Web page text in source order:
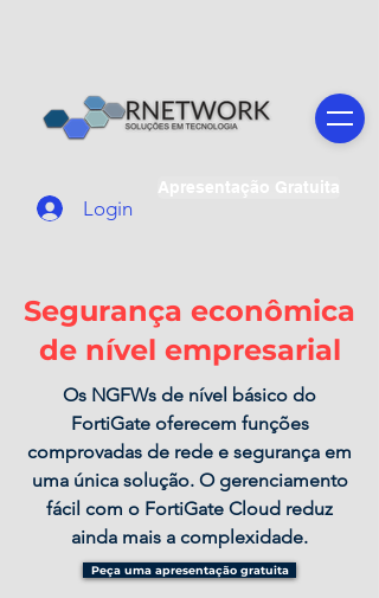
Login
Apresentação Gratuita
Segurança econômica
de nível empresarial
Os NGFWs de nível básico do
FortiGate oferecem funções
comprovadas de rede e segurança em
uma única solução. O gerenciamento
fácil com o FortiGate Cloud reduz
ainda mais a complexidade.
Peça uma apresentação gratuita